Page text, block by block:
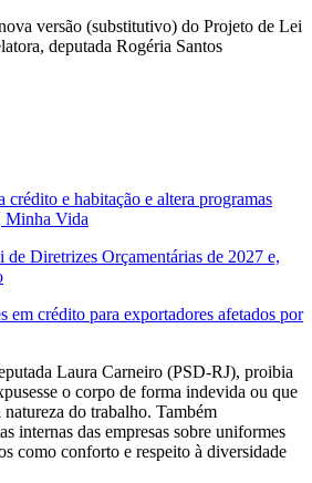
versão (substitutivo) do Projeto de Lei
deputada Rogéria Santos
e habitação e altera programas
Minha Vida
Diretrizes Orçamentárias de 2027 e,
em crédito para exportadores afetados por
Laura Carneiro (PSD-RJ), proibia
o corpo de forma indevida ou que
do trabalho. Também
internas das empresas sobre uniformes
como conforto e respeito à diversidade